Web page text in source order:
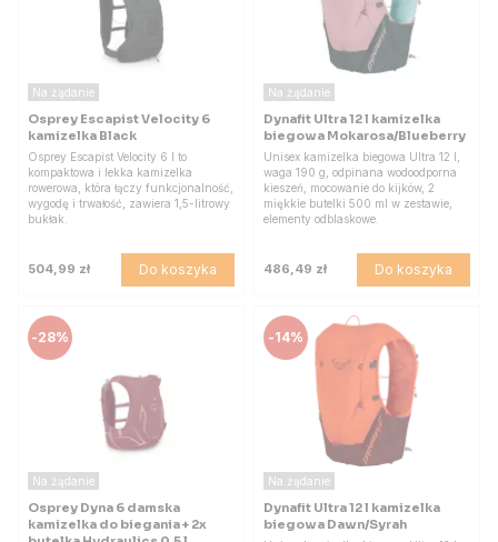
Na żądanie
Osprey Escapist Velocity 6
kamizelka Black
Osprey Escapist Velocity 6 l to
kompaktowa i lekka kamizelka
rowerowa, która łączy funkcjonalność,
wygodę i trwałość, zawiera 1,5-litrowy
bukłak.
504,99 zł Do koszyka
Na żądanie
Dynafit Ultra 12 l kamizelka
biegowa Mokarosa/Blueberry
Unisex kamizelka biegowa Ultra 12 l,
waga 190 g, odpinana wodoodporna
kieszeń, mocowanie do kijków, 2
miękkie butelki 500 ml w zestawie,
elementy odblaskowe.
486,49 zł Do koszyka
-28%
Na żądanie
Osprey Dyna 6 damska
kamizelka do biegania + 2x
-14%
Na żądanie
Dynafit Ultra 12 l kamizelka
biegowa Dawn/Syrah